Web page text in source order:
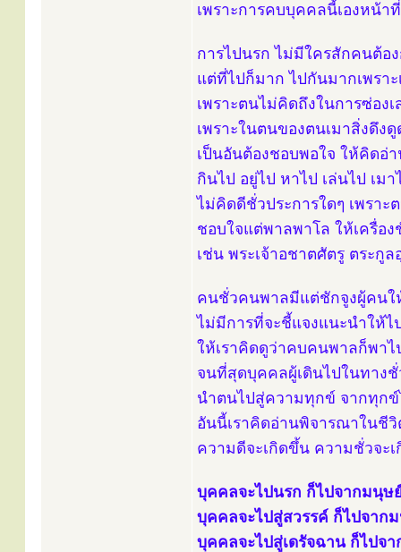
เพราะการคบบุคคลนี้เองหน้า
การไปนรก ไม่มีใครสักคนต้อ
แต่ที่ไปก็มาก ไปกันมากเพรา
เพราะตนไม่คิดถึงในการซ่อ
เพราะในตนของตนเมาสิ่งดึง
เป็นอันต้องชอบพอใจ ให้คิดอ่
กินไป อยู่ไป หาไป เล่นไป เม
ไม่คิดดีชั่วประการใดๆ เพรา
ชอบใจแต่พาลพาโล ให้เครื่อ
เช่น พระเจ้าอชาตศัตรู ตระกู
คนชั่วคนพาลมีแต่ชักจูงผู้คนใ
ไม่มีการที่จะชี้แจงแนะนำให้ไ
ให้เราคิดดูว่าคบคนพาลก็พาไ
จนที่สุดบุคคลผู้เดินไปในทาง
นำตนไปสู่ความทุกข์ จากทุก
อันนี้เราคิดอ่านพิจารณาในชี
ความดีจะเกิดขึ้น ความชั่วจะ
บุคคลจะไปนรก ก็ไปจากมนุษ
บุคคลจะไปสู่สวรรค์ ก็ไปจาก
บุคคลจะไปสู่เดรัจฉาน ก็ไปจ